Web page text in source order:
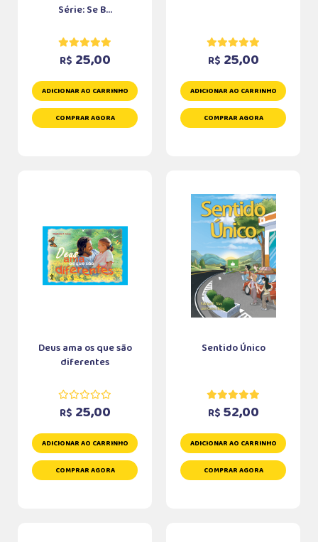
Série: Se B...
R$ 25,00
ADICIONAR AO CARRINHO
COMPRAR AGORA
R$ 25,00
ADICIONAR AO CARRINHO
COMPRAR AGORA
Deus ama os que são
diferentes
R$ 25,00
ADICIONAR AO CARRINHO
COMPRAR AGORA
Sentido Único
R$ 52,00
ADICIONAR AO CARRINHO
COMPRAR AGORA